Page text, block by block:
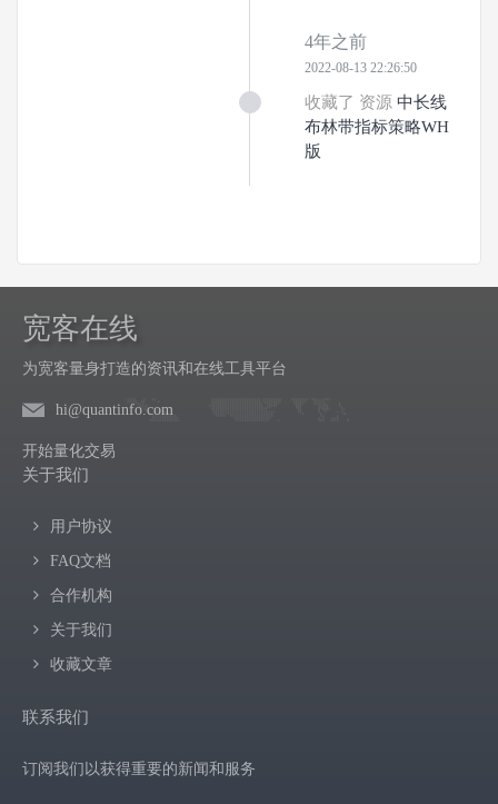
4年之前
2022-08-13 22:26:50
收藏了 资源 中长线
布林带指标策略WH
版
宽客在线
为宽客量身打造的资讯和在线工具平台
hi@quantinfo.com
开始量化交易
关于我们
用户协议
FAQ文档
合作机构
关于我们
收藏文章
联系我们
订阅我们以获得重要的新闻和服务